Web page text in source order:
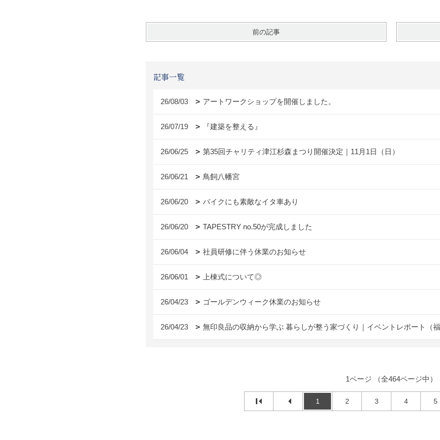
前の記事
記事一覧
26/08/03 アートワークショップを開催しました。
26/07/19 『建築を整える』
26/06/25 第35回チャリティ津江杉森まつり開催決定｜11月1日（日）
26/06/21 鳥飼八幡宮
26/06/20 バイクにも素敵なイタ車あり
26/06/20 TAPESTRY no.50が完成しました
26/06/04 社員研修に伴う休業のお知らせ
26/06/01 上棟式について◎
26/04/23 ゴールデンウィーク休業のお知らせ
26/04/23 無印良品の収納から学ぶ 暮らしが整う家づくり｜イベントレポート（
1ページ （全464ページ中）
1 2 3 4 5